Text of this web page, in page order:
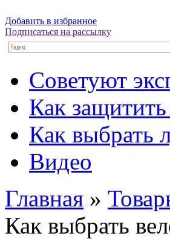
Добавить в избранное
Подписаться на рассылку
Советуют
Как
Как выбрать
Видео
Главная »
Как выбрать